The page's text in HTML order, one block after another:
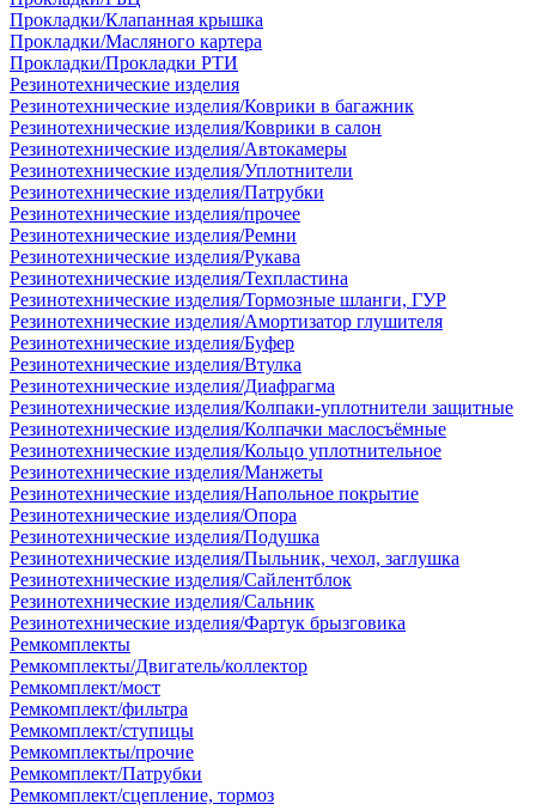
Прокладки/Клапанная крышка
Прокладки/Масляного картера
Прокладки/Прокладки РТИ
Резинотехнические изделия
Резинотехнические изделия/Коврики в багажник
Резинотехнические изделия/Коврики в салон
Резинотехнические изделия/Автокамеры
Резинотехнические изделия/Уплотнители
Резинотехнические изделия/Патрубки
Резинотехнические изделия/прочее
Резинотехнические изделия/Ремни
Резинотехнические изделия/Рукава
Резинотехнические изделия/Техпластина
Резинотехнические изделия/Тормозные шланги, ГУР
Резинотехнические изделия/Амортизатор глушителя
Резинотехнические изделия/Буфер
Резинотехнические изделия/Втулка
Резинотехнические изделия/Диафрагма
Резинотехнические изделия/Колпаки-уплотнители защитные
Резинотехнические изделия/Колпачки маслосъёмные
Резинотехнические изделия/Кольцо уплотнительное
Резинотехнические изделия/Манжеты
Резинотехнические изделия/Напольное покрытие
Резинотехнические изделия/Опора
Резинотехнические изделия/Подушка
Резинотехнические изделия/Пыльник, чехол, заглушка
Резинотехнические изделия/Сайлентблок
Резинотехнические изделия/Сальник
Резинотехнические изделия/Фартук брызговика
Ремкомплекты
Ремкомплекты/Двигатель/коллектор
Ремкомплект/мост
Ремкомплект/фильтра
Ремкомплект/ступицы
Ремкомплекты/прочие
Ремкомплект/Патрубки
Ремкомплект/сцепление, тормоз